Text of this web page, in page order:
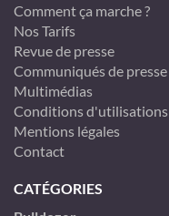
Comment ça marche ?
Nos Tarifs
Revue de presse
Communiqués de presse
Multimédias
Conditions d'utilisations
Mentions légales
Contact
CATÉGORIES